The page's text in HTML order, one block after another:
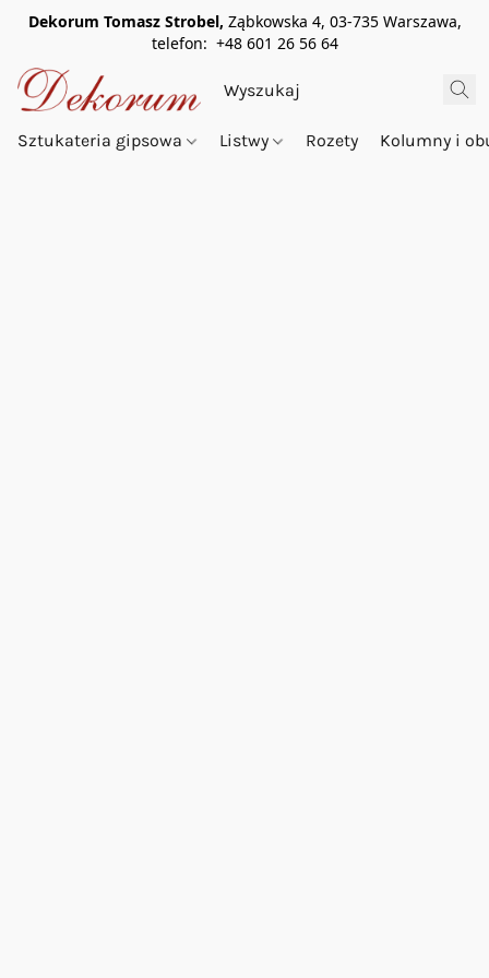
Dekorum Tomasz Strobel, Ząbkowska 4, 03-735 Warszawa,
telefon: +48 601 26 56 64
Sztukateria gipsowa Listwy Rozety Kolumny i